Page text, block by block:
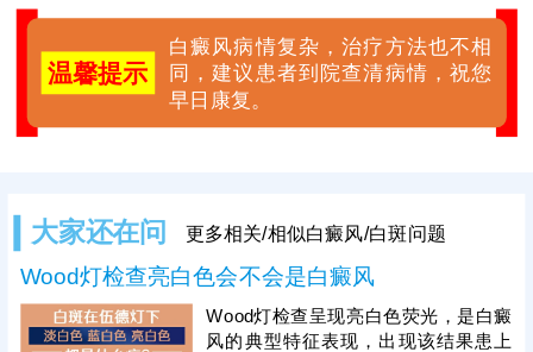
温馨提示
白癜风病情复杂，治疗方法也不相
同，建议患者到院查清病情，祝您
早日康复。
大家还在问 更多相关/相似白癜风/白斑问题
Wood灯检查亮白色会不会是白癜风
Wood灯检查呈现亮白色荧光，是白癜
风的典型特征表现，出现该结果患上